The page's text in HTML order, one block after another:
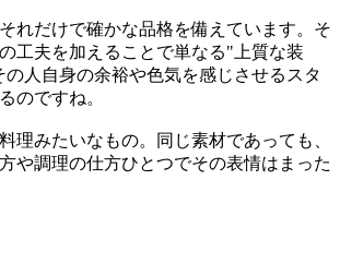
れだけで確かな品格を備えています。そ
工夫を加えることで単なる"上質な装
人自身の余裕や色気を感じさせるスタ
のですね。
理みたいなもの。同じ素材であっても、
や調理の仕方ひとつでその表情はまった